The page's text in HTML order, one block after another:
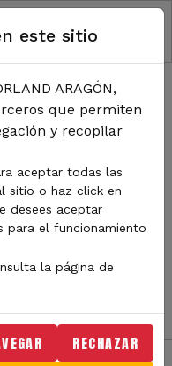
DE
de MotorLand
sobre eventos,
del circuito y
o tipo de contenido y
motor.
este sitio
ARAGÓN,
que permiten
y recopilar
aceptar todas las
sitio o haz click en
desees aceptar
para el funcionamiento
la página de
RECHAZAR